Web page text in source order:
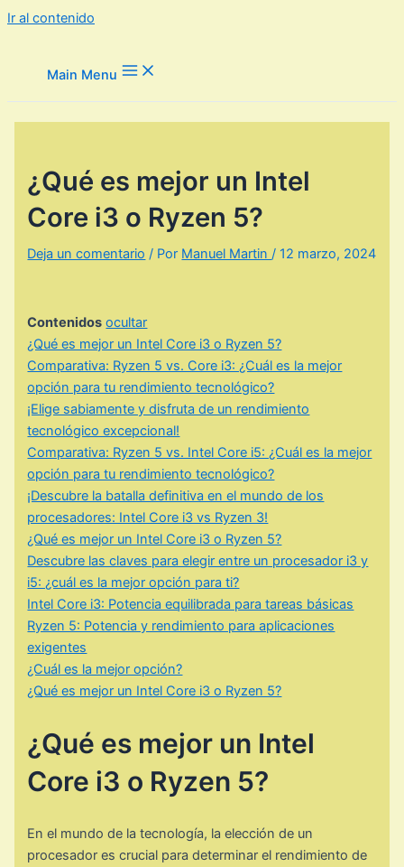
Ir al contenido
Main Menu
¿Qué es mejor un Intel
Core i3 o Ryzen 5?
Deja un comentario / Por Manuel Martin/12 marzo, 2024
Contenidos ocultar
¿Qué es mejor un Intel Core i3 o Ryzen 5?
Comparativa: Ryzen 5 vs. Core i3: ¿Cuál es la mejor
opción para tu rendimiento tecnológico?
¡Elige sabiamente y disfruta de un rendimiento
tecnológico excepcional!
Comparativa: Ryzen 5 vs. Intel Core i5: ¿Cuál es la mejor
opción para tu rendimiento tecnológico?
¡Descubre la batalla definitiva en el mundo de los
procesadores: Intel Core i3 vs Ryzen 3!
¿Qué es mejor un Intel Core i3 o Ryzen 5?
Descubre las claves para elegir entre un procesador i3 y
i5: ¿cuál es la mejor opción para ti?
Intel Core i3: Potencia equilibrada para tareas básicas
Ryzen 5: Potencia y rendimiento para aplicaciones
exigentes
¿Cuál es la mejor opción?
¿Qué es mejor un Intel Core i3 o Ryzen 5?
¿Qué es mejor un Intel
Core i3 o Ryzen 5?
En el mundo de la tecnología, la elección de un
procesador es crucial para determinar el rendimiento de